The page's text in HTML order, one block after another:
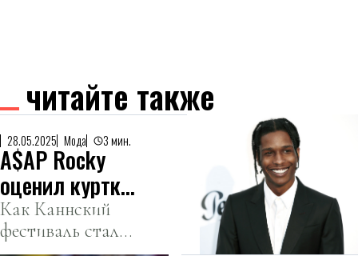
читайте также
28.05.2025 Мода 3 мин.
A$AP Rocky
оценил куртку
казахстанского
бренда
Как Каннский
фестиваль стал